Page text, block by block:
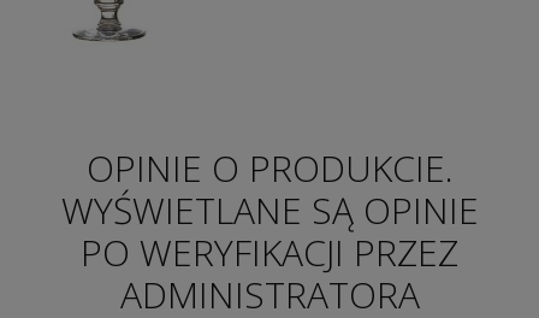
OPINIE O PRODUKCIE.
WYŚWIETLANE SĄ OPINIE
PO WERYFIKACJI PRZEZ
ADMINISTRATORA